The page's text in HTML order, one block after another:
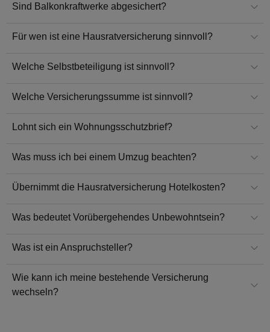
Sind Balkonkraftwerke abgesichert?
Für wen ist eine Hausratversicherung sinnvoll?
Welche Selbstbeteiligung ist sinnvoll?
Welche Versicherungssumme ist sinnvoll?
Lohnt sich ein Wohnungsschutzbrief?
Was muss ich bei einem Umzug beachten?
Übernimmt die Hausratversicherung Hotelkosten?
Was bedeutet Vorübergehendes Unbewohntsein?
Was ist ein Anspruchsteller?
Wie kann ich meine bestehende Versicherung
wechseln?